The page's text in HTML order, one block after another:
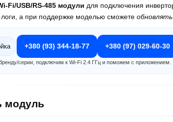
Fi/USB/RS-485 модули для подключения
логи, а при поддержке моделью сможете
+380 (93) 344-18-77 +380 (97) 029-60-30
серии, подключим к Wi-Fi 2.4 ГГц и поможем с приложением.
модуль